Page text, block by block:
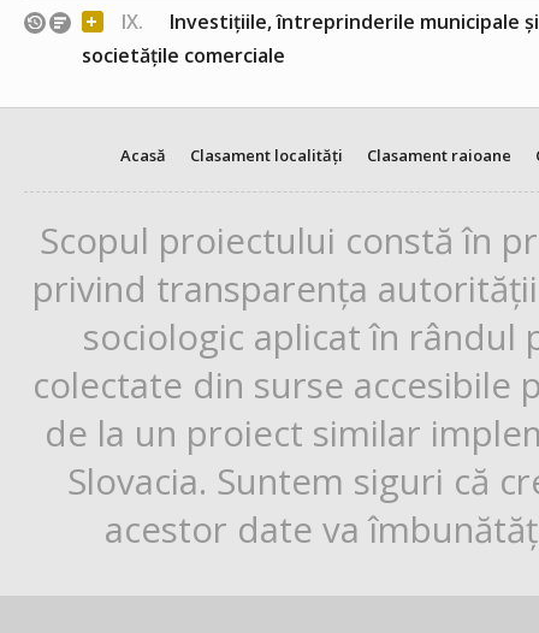
+ IX.
Investițiile, întreprinderile municipale
societățile comerciale
Acasă Clasament localități Clasament raioane
Scopul proiectului constă în
privind transparența
sociologic aplicat în rândul
colectate din surse
de la un proiect similar
Slovacia. Suntem siguri că
acestor date va